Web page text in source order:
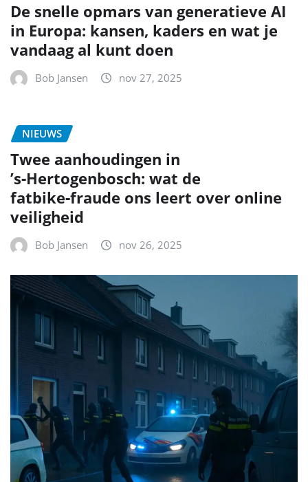
De snelle opmars van generatieve AI
in Europa: kansen, kaders en wat je
vandaag al kunt doen
Bob Jansen nov 27, 2025
NIEUWS
Twee aanhoudingen in
’s‑Hertogenbosch: wat de
fatbike‑fraude ons leert over online
veiligheid
Bob Jansen nov 26, 2025